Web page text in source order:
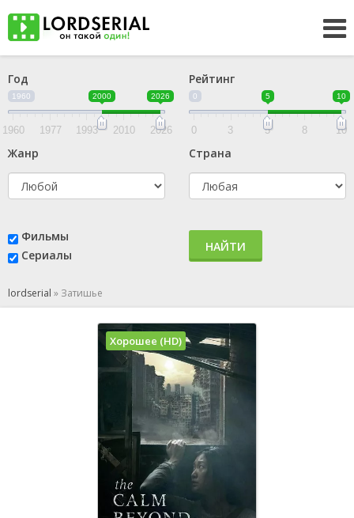
Год
1960 2000 2026
1960 1977 1993 2010 2026
Рейтинг
0 5 10
0 3 5 8 10
Жанр Страна
Фильмы
Сериалы
НАЙТИ
lordserial » Затишье
Хорошее (HD)